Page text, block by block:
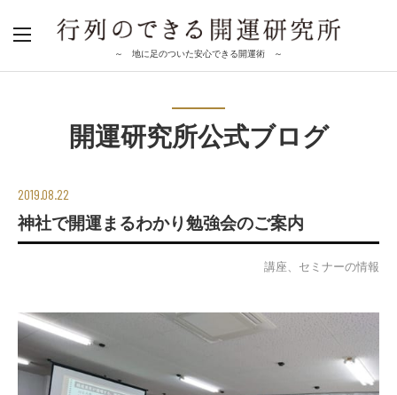
～ 地に足のついた安心できる開運術 ～
開運研究所公式ブログ
2019.08.22
神社で開運まるわかり勉強会のご案内
講座、セミナーの情報